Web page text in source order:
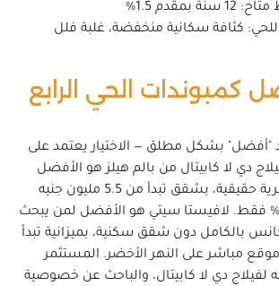
1.5%
كثافة سكانية منخفضة، غلبة فلل
الحي الرابع
"أفضل" بشكل مطلق — الاختيار يعتمد على
دي لا كابيتال من بالم هيلز هو الأفضل
لمن يريد مرونة سعرية حقيقية، بشقق تبدأ من 5.5 مليون جنيه
منخفض 1.5% فقط. لافيستا سيتي هو الأفضل لمن يبحث
بالكامل دون شقق سكنية، بميزانية تبدأ
وموقع مباشر على النهر الأخضر. المستثمر
دي لا كابيتال، والباحث عن خصوصية